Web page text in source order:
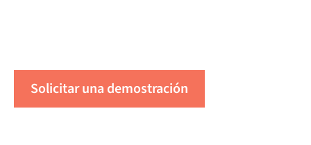
Solicitar una demostración